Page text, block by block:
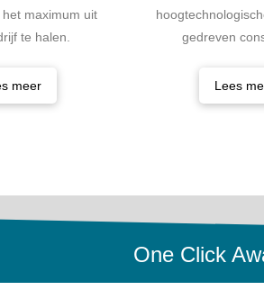
maximum uit
te halen.
meer
gedreven
Lees
One Click